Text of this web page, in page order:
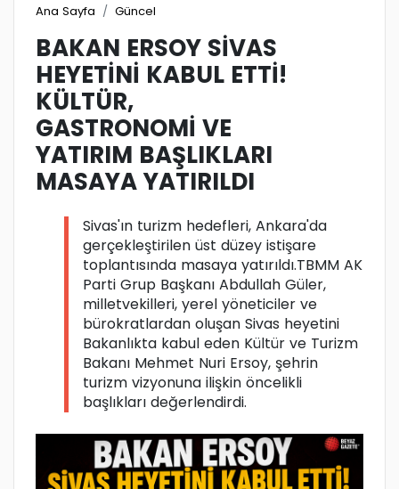
Ana Sayfa Güncel
BAKAN ERSOY SİVAS
HEYETİNİ KABUL ETTİ!
KÜLTÜR,
GASTRONOMİ VE
YATIRIM BAŞLIKLARI
MASAYA YATIRILDI
Sivas'ın turizm hedefleri, Ankara'da
gerçekleştirilen üst düzey istişare
toplantısında masaya yatırıldı.TBMM AK
Parti Grup Başkanı Abdullah Güler,
milletvekilleri, yerel yöneticiler ve
bürokratlardan oluşan Sivas heyetini
Bakanlıkta kabul eden Kültür ve Turizm
Bakanı Mehmet Nuri Ersoy, şehrin
turizm vizyonuna ilişkin öncelikli
başlıkları değerlendirdi.